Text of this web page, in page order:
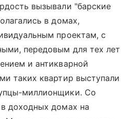
вызывали "барские
в домах,
проектам, с
передовым для тех лет
и антикварной
таких квартир выступали
миллионщики. Со
доходных домах на